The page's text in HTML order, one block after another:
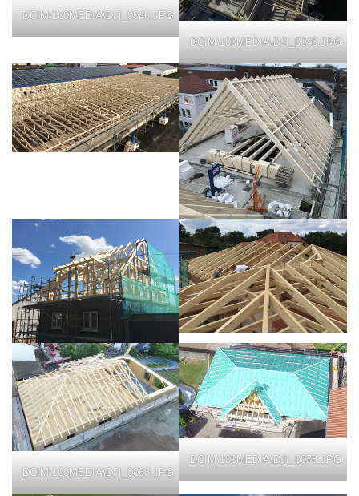
DCIM\100MEDIA\DJI_0046.JPG
DCIM\100MEDIA\DJI_0045.JPG
DCIM\100MEDIA\DJI_0063.JPG
DCIM\100MEDIA\DJI_0078.JPG